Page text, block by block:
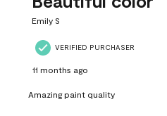
Emily S
VERIFIED PURCHASER
11 months ago
Amazing paint quality